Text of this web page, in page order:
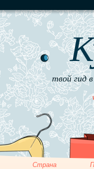
твой гид
Страна